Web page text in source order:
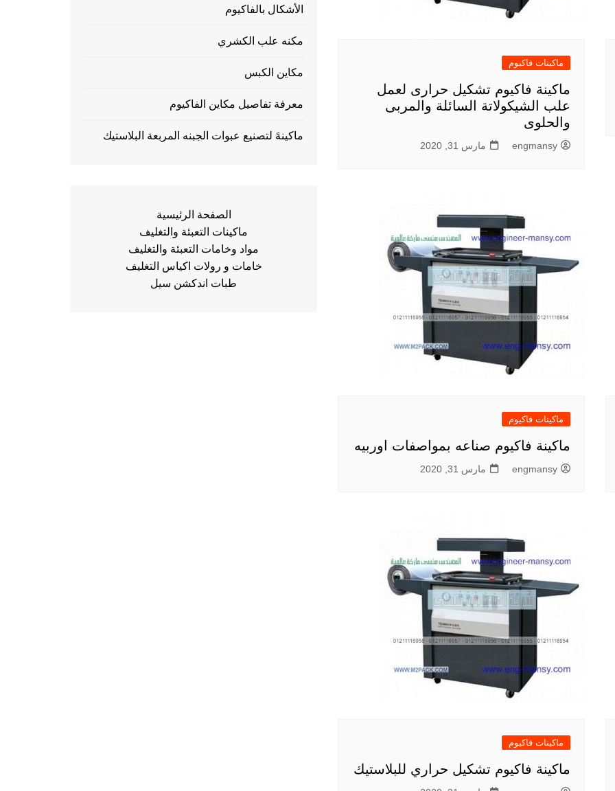
ماكينات فاكيوم
ماكينة فاكيوم تشكيل حرارى لعمل
علب الشيكولاتة السائلة والمربى
والحلوى
engmansy مارس 31, 2020
ماكينات فاكيوم
ماكينة فاكيوم صناعه بمواصفات اوربيه
engmansy مارس 31, 2020
ماكينات فاكيوم
ماكينة فاكيوم تشكيل حراري للبلاستيك
الأشكال بالفاكيوم
مكنه علب الكشري
مكاين الكبس
معرفة تفاصيل مكاين الفاكيوم
ماكينهً لتصنيع عبوات الجبنه المربعة البلاستيك
الصفحة الرئيسية
ماكينات التعبئة والتغليف
مواد وخامات التعبئة والتغليف
خامات و رولات اكياس التغليف
طبات اندكشن سيل